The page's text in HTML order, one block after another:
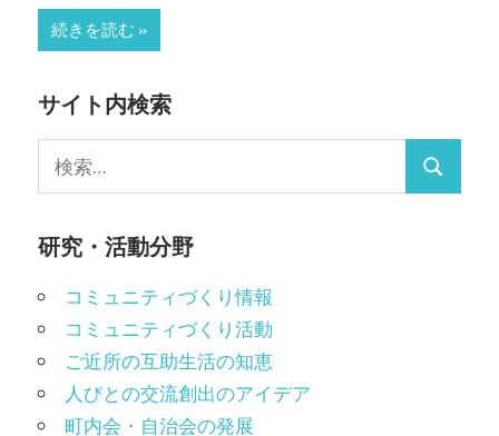
続きを読む
サイト内検索
索:
検
研究・活動分野
コミュニティづくり情報
コミュニティづくり活動
ご近所の互助生活の知恵
人びとの交流創出のアイデア
町内会・自治会の発展